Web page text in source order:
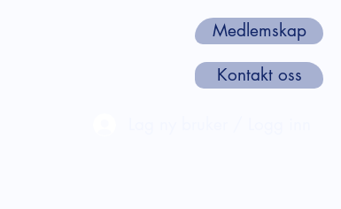
Kontakt oss
Medlemskap